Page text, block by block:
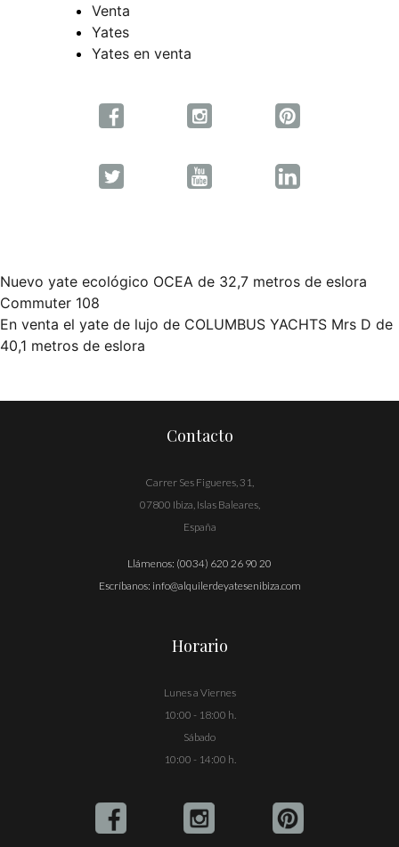
Venta
Yates
Yates en venta
Navegación
de
Nuevo yate ecológico OCEA de 32,7 metros de eslora
Commuter 108
En venta el yate de lujo de COLUMBUS YACHTS Mrs D de
40,1 metros de eslora
Contacto
Carrer Ses Figueres, 31,
07800 Ibiza, Islas Baleares,
España
Llámenos: (0034) 620 26 90 20
Escríbanos: info@alquilerdeyatesenibiza.com
Horario
Lunes a Viernes
10:00 - 18:00 h.
Sábado
10:00 - 14:00 h.